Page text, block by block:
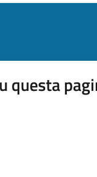
questa